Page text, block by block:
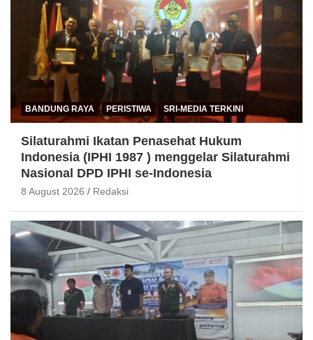
BANDUNG RAYA PERISTIWA SRI-MEDIA TERKINI
Silaturahmi Ikatan Penasehat Hukum
Indonesia (IPHI 1987 ) menggelar Silaturahmi
Nasional DPD IPHI se-Indonesia
8 August 2026 Redaksi